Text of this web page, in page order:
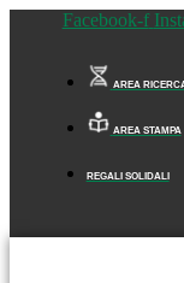
Facebook-f
AREA
AREA STAMPA
REGALI SOLIDALI